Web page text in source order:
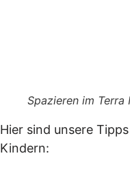
Spazieren im Terra
Hier sind unsere
Kindern: